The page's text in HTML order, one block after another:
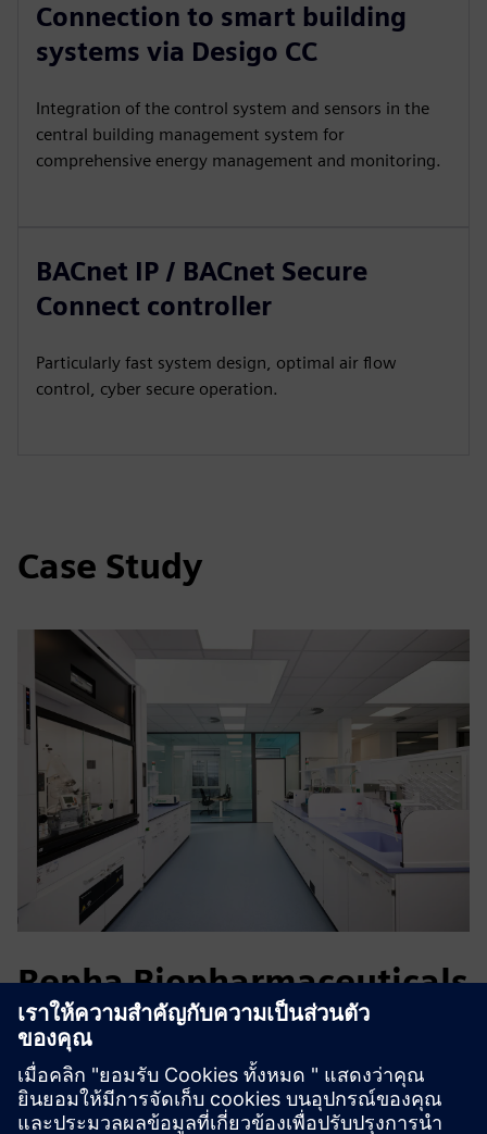
Connection to smart building
systems via Desigo CC
Integration of the control system and sensors in the
central building management system for
comprehensive energy management and monitoring.
BACnet IP / BACnet Secure
Connect controller
Particularly fast system design, optimal air flow
control, cyber secure operation.
Case Study
Repha Biopharmaceuticals
The growing spatial demands prompted a comprehensive
redesign of Repha‘s laboratory facilities. The project was
initiated swiftly and in close
coordination with architects and laboratory planners.